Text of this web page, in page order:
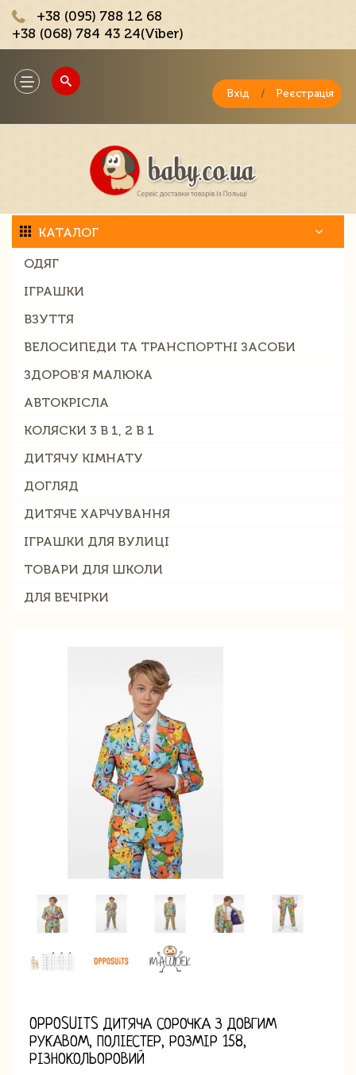
+38 (095) 788 12 68
+38 (068) 784 43 24(Viber)
Toggle
navigation
Вхід / Реєстрація
КАТАЛОГ
ОДЯГ
ІГРАШКИ
ВЗУТТЯ
ВЕЛОСИПЕДИ ТА ТРАНСПОРТНІ ЗАСОБИ
ЗДОРОВ'Я МАЛЮКА
АВТОКРІСЛА
КОЛЯСКИ 3 В 1, 2 В 1
ДИТЯЧУ КІМНАТУ
ДОГЛЯД
ДИТЯЧЕ ХАРЧУВАННЯ
ІГРАШКИ ДЛЯ ВУЛИЦІ
ТОВАРИ ДЛЯ ШКОЛИ
ДЛЯ ВЕЧІРКИ
OPPOSUITS ДИТЯЧА СОРОЧКА З ДОВГИМ
РУКАВОМ, ПОЛІЕСТЕР, РОЗМІР 158,
РІЗНОКОЛЬОРОВИЙ